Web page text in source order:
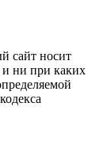
сайт носит
ни при каких